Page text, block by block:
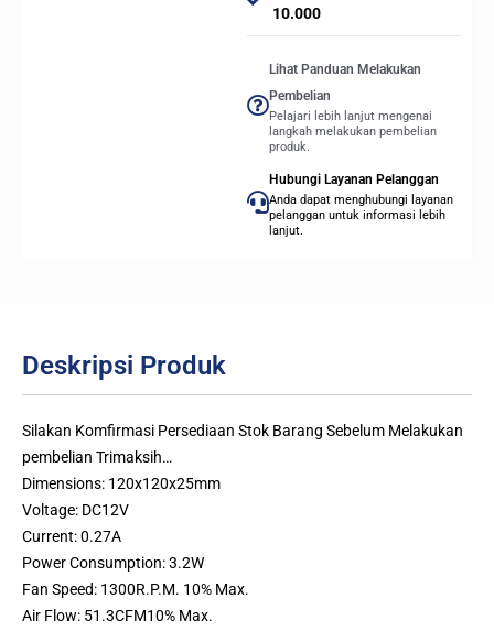
10.000
Lihat Panduan Melakukan
Pembelian
Pelajari lebih lanjut mengenai
langkah melakukan pembelian
produk.
Hubungi Layanan Pelanggan
Anda dapat menghubungi layanan
pelanggan untuk informasi lebih
lanjut.
Deskripsi Produk
Silakan Komfirmasi Persediaan Stok Barang Sebelum Melakukan
pembelian Trimaksih…
Dimensions: 120x120x25mm
Voltage: DC12V
Current: 0.27A
Power Consumption: 3.2W
Fan Speed: 1300R.P.M. 10% Max.
Air Flow: 51.3CFM10% Max.